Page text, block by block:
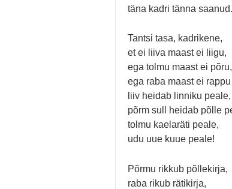
täna kadri tänna saanud.
Tantsi tasa, kadrikene,
et ei liiva maast ei liigu,
ega tolmu maast ei põru,
ega raba maast ei
liiv heidab linniku peale,
põrm sull heidab põlle
tolmu kaelaräti peale,
udu uue kuue peale!
Põrmu rikkub põllekirja,
raba rikub rätikirja,